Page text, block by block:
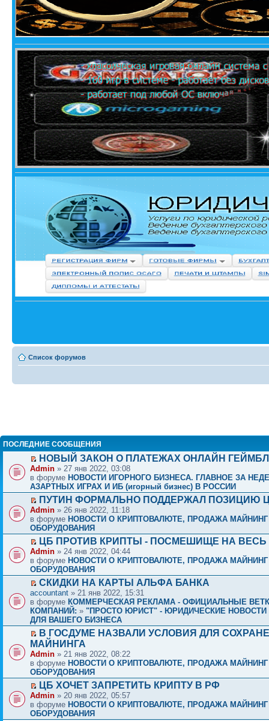
Список форумов
ПОСЛЕДНИЕ СООБЩЕНИЯ
НОВЫЙ ЗАКОН О ПЛАТЕЖАХ ОНЛАЙН
Admin » 27 янв 2022, 03:08
в форуме НОВОСТИ ИГОРНОГО БИЗНЕСА. ГЛАВНОЕ ЗА
АЗАРТНЫХ ИГРАХ И ИБ (игорный бизнес) В РОССИИ
ПУТИН ФОРМАЛЬНО ПОДДЕРЖАЛ ПОЗИЦИЮ
Admin » 26 янв 2022, 11:18
в форуме НОВОСТИ О КРИПТОВАЛЮТЕ, ПРОДАЖА МАЙНИНГ
ОБОРУДОВАНИЯ
ЦБ ПРОТИВ КРИПТЫ - ПОСМЕШИЩЕ НА ВЕСЬ
Admin » 24 янв 2022, 04:44
в форуме НОВОСТИ О КРИПТОВАЛЮТЕ, ПРОДАЖА МАЙНИНГ
ОБОРУДОВАНИЯ
СКИДКИ НА КАРТЫ АЛЬФА БАНКА
accountant » 21 янв 2022, 15:31
в форуме КОММЕРЧЕСКАЯ РЕКЛАМА - ОФИЦИАЛЬНЫЕ
КОМПАНИЙ: » "ПРОСТО ЮРИСТ" - ЮРИДИЧЕСКИЕ НОВОСТИ
ДЛЯ ВАШЕГО БИЗНЕСА
В ГОСДУМЕ НАЗВАЛИ УСЛОВИЯ ДЛЯ
МАЙНИНГА
Admin » 21 янв 2022, 08:22
в форуме НОВОСТИ О КРИПТОВАЛЮТЕ, ПРОДАЖА МАЙНИНГ
ОБОРУДОВАНИЯ
ЦБ ХОЧЕТ ЗАПРЕТИТЬ КРИПТУ В РФ
Admin » 20 янв 2022, 05:57
в форуме НОВОСТИ О КРИПТОВАЛЮТЕ, ПРОДАЖА МАЙНИНГ
ОБОРУДОВАНИЯ